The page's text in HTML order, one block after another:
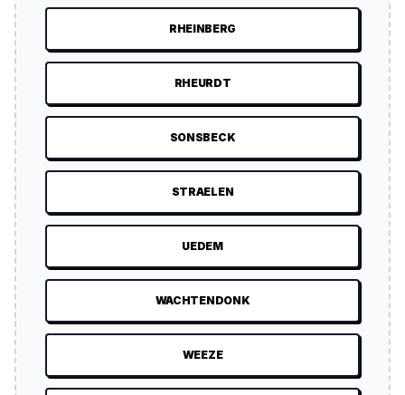
RHEINBERG
RHEURDT
SONSBECK
STRAELEN
UEDEM
WACHTENDONK
WEEZE